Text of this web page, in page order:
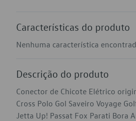
Características do produto
Nenhuma característica
Descrição do produto
Conector de Chicote Elétrico
Cross Polo Gol Saveiro Voyage
Jetta Up! Passat Fox Parati Bora